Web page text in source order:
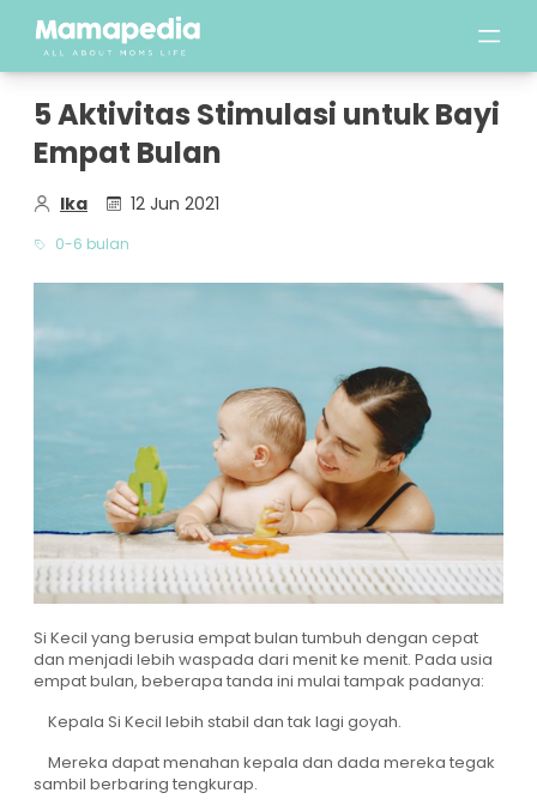
5 Aktivitas Stimulasi untuk Bayi
Empat Bulan
Ika 12 Jun 2021
0-6 bulan
Si Kecil yang berusia empat bulan tumbuh dengan cepat
dan menjadi lebih waspada dari menit ke menit. Pada usia
empat bulan, beberapa tanda ini mulai tampak padanya:
Kepala Si Kecil lebih stabil dan tak lagi goyah.
Mereka dapat menahan kepala dan dada mereka tegak
sambil berbaring tengkurap.